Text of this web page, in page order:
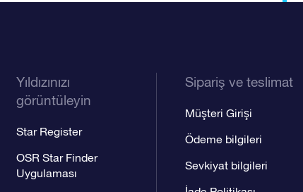
Yıldızınızı
görüntüleyin
Star Register
OSR Star Finder
Uygulaması
Sipariş ve teslimat
Müşteri Girişi
Ödeme bilgileri
Sevkiyat bilgileri